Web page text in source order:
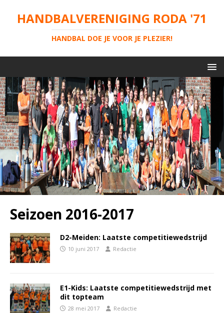
HANDBALVERENIGING RODA '71
HANDBAL DOE JE VOOR JE PLEZIER!
Seizoen 2016-2017
D2-Meiden: Laatste competitiewedstrijd
10 juni 2017 Redactie
E1-Kids: Laatste competitiewedstrijd met
dit topteam
28 mei 2017 Redactie